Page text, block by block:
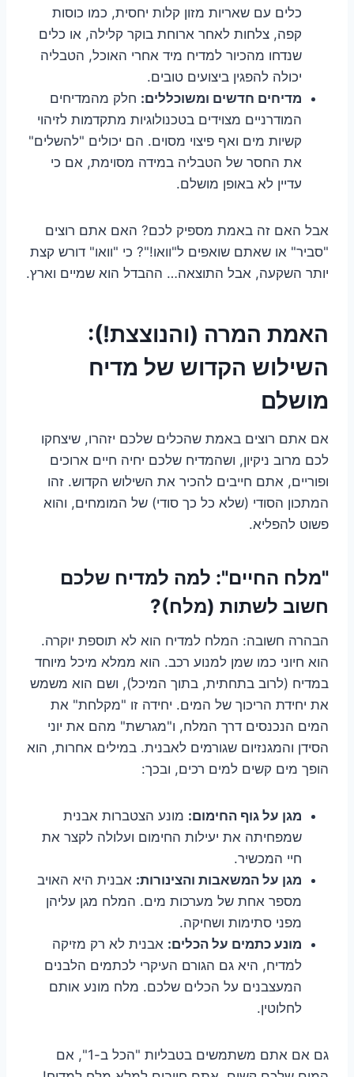
כלים עם שאריות מזון קלות יחסית, כמו כוסות
קפה, צלחות לאחר ארוחת בוקר קלילה, או כלים
שנדחו מהכיור למדיח מיד אחרי האוכל, הטבליה
יכולה להפגין ביצועים טובים.
מדיחים חדשים ומשוכללים: חלק מהמדיחים
המודרניים מצוידים בטכנולוגיות מתקדמות לזיהוי
קשיות מים ואף פיצוי מסוים. הם יכולים "להשלים"
את החסר של הטבליה במידה מסוימת, אם כי
עדיין לא באופן מושלם.
אבל האם זה באמת מספיק לכם? האם אתם רוצים
"סביר" או שאתם שואפים ל"וואו!"? כי "וואו" דורש קצת
יותר השקעה, אבל התוצאה… ההבדל הוא שמיים וארץ.
האמת המרה (והנוצצת!):
השילוש הקדוש של מדיח
מושלם
אם אתם רוצים באמת שהכלים שלכם יזהרו, שיצחקו
לכם מרוב ניקיון, ושהמדיח שלכם יחיה חיים ארוכים
ופוריים, אתם חייבים להכיר את השילוש הקדוש. זהו
המתכון הסודי (שלא כל כך סודי) של המומחים, והוא
פשוט להפליא.
"מלח החיים": למה למדיח שלכם
חשוב לשתות (מלח)?
הבהרה חשובה: המלח למדיח הוא לא תוספת יוקרה.
הוא חיוני כמו שמן למנוע רכב. הוא ממלא מיכל מיוחד
במדיח (לרוב בתחתית, בתוך המיכל), ושם הוא משמש
את יחידת הריכוך של המים. יחידה זו "מקלחת" את
המים הנכנסים דרך המלח, ו"מגרשת" מהם את יוני
הסידן והמגנזיום שגורמים לאבנית. במילים אחרות, הוא
הופך מים קשים למים רכים, ובכך:
מגן על גוף החימום: מונע הצטברות אבנית
שמפחיתה את יעילות החימום ועלולה לקצר את
חיי המכשיר.
מגן על המשאבות והצינורות: אבנית היא האויב
מספר אחת של מערכות מים. המלח מגן עליהן
מפני סתימות ושחיקה.
מונע כתמים על הכלים: אבנית לא רק מזיקה
למדיח, היא גם הגורם העיקרי לכתמים הלבנים
המעצבנים על הכלים שלכם. מלח מונע אותם
לחלוטין.
גם אם אתם משתמשים בטבליות "הכל ב-1", אם